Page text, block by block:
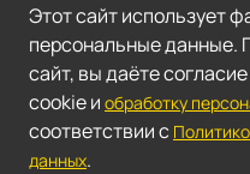
Мы в
Этот сайт использует
персональные данные.
сайт, вы даёте
cookie и обработку
соответствии с
данных.